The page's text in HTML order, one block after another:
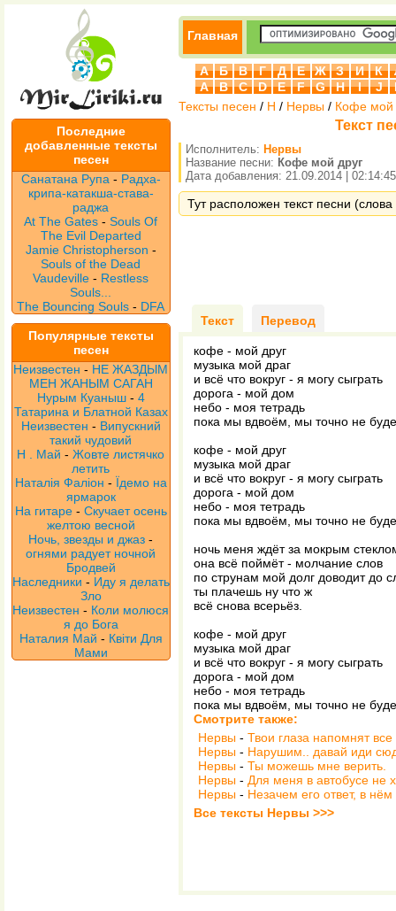
Последние
добавленные тексты
песен
Санатана Рупа - Радха-
крипа-катакша-става-
раджа
At The Gates -Souls Of
The Evil Departed
Jamie Christopherson -
Souls of the Dead
Vaudeville- Restless
Souls...
The Bouncing Souls - DFA
Популярные тексты
песен
Неизвестен - НЕ ЖАЗДЫМ
МЕН ЖАНЫМ САГАН
Нурым Куаныш - 4
Татарина и Блатной Казах
Неизвестен - Випускний
такий чудовий
Н . Май -Жовте листячко
летить
Наталія Фаліон - Їдемо на
ярмарок
На гитаре - Скучает осень
желтою весной
Ночь, звезды и джаз -
огнями радует ночной
Бродвей
Наследники - Иду я делать
Зло
Неизвестен - Коли молюся
я до Бога
Наталия Май - Квіти Для
Мами
Главная
А Б В Г Д Е Ж З И К
A
B C D E F G H I J
Тексты песен / Н / Нервы / Кофе мой
Текст
Исполнитель: Нервы
Название песни: Кофе мой друг
Дата добавления: 21.09.2014 | 02:14:45
Тут расположен текст песни
Текст Перевод
кофе - мой друг
музыка мой драг
и всё что вокруг - я могу сыграть
дорога - мой дом
небо - моя тетрадь
пока мы вдвоём, мы точно не
кофе - мой друг
музыка мой драг
и всё что вокруг - я могу сыграть
дорога - мой дом
небо - моя тетрадь
пока мы вдвоём, мы точно не
ночь меня ждёт за мокрым
она всё поймёт - молчание слов
по струнам мой долг доводит до
ты плачешь ну что ж
всё снова всерьёз.
кофе - мой друг
музыка мой драг
и всё что вокруг - я могу сыграть
дорога - мой дом
небо - моя тетрадь
пока мы вдвоём, мы точно не
Смотрите также:
Нервы - Твои глаза напомнят все
Нервы - Нарушим.. давай иди
Нервы - Ты можешь мне верить.
Нервы - Для меня в автобусе не
Нервы - Незачем его ответ, в
Все тексты Нервы >>>